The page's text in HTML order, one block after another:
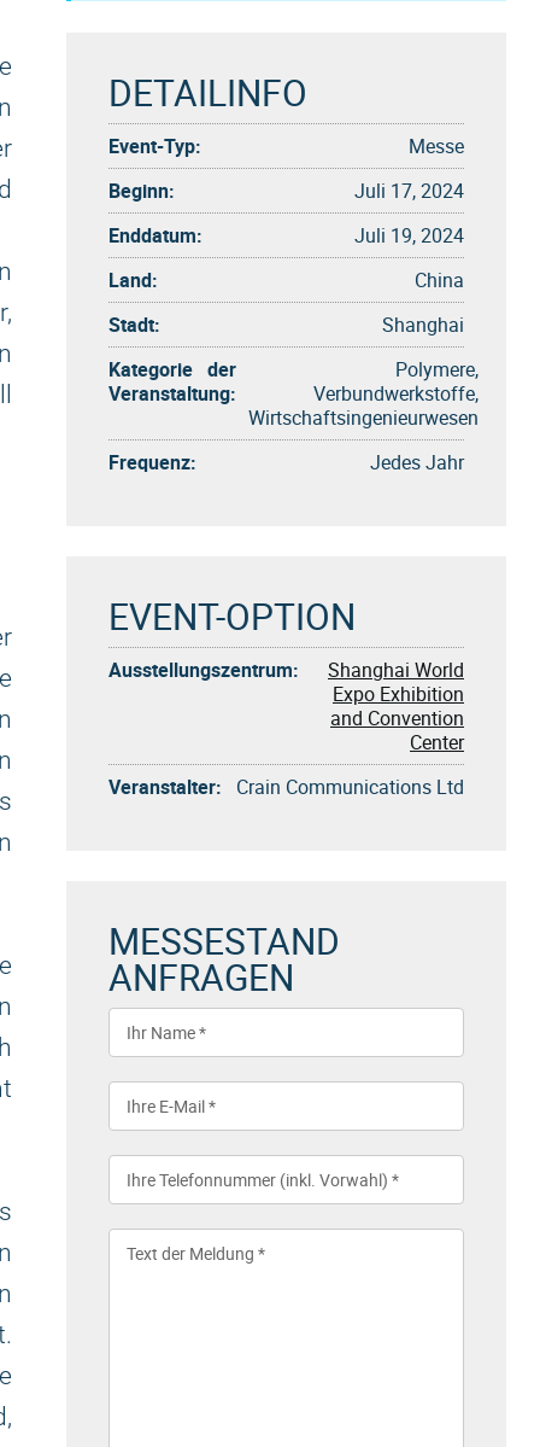
DETAILINFO
Event-Typ:
Messe
Beginn:
Juli 17, 2024
Enddatum:
Juli 19, 2024
Land:
China
Stadt:
Shanghai
Kategorie der
Veranstaltung:
Polymere,
Verbundwerkstoffe,
Wirtschaftsingenieurwesen
Frequenz:
Jedes Jahr
EVENT-OPTION
Ausstellungszentrum:
Shanghai World
Expo Exhibition
and Convention
Center
Veranstalter:
Crain Communications Ltd
MESSESTAND
ANFRAGEN